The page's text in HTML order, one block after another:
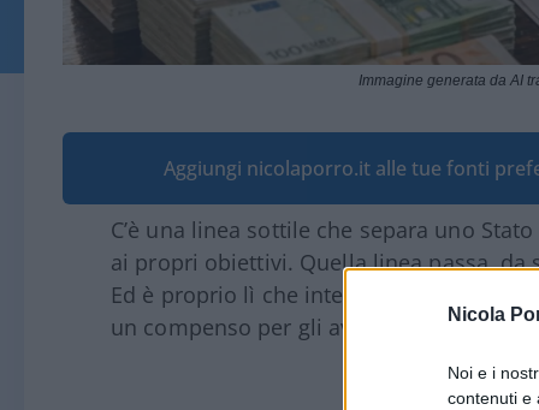
Nicola
Noi e i
contenuti e
Immagine generata da AI
Aggiungi nicolaporro.it alle tue fonti
C’è una linea sottile che separa uno
ai propri obiettivi. Quella linea passa, da
Ed è proprio lì che interviene la norma
un compenso per gli avvocati nei casi